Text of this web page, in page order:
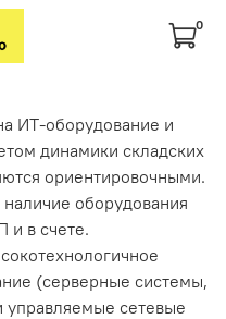
0
ИТ-оборудование и
динамики складских
ориентировочными.
оборудования
и в счете.
(серверные системы,
сетевые